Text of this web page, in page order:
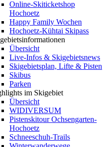
Online-Skiticketshop
Hochoetz
Happy Family Wochen
Hochoetz-Kühtai Skipass
Übersicht
Live-Infos & Skigebietsnews
Skigebietsplan, Lifte & Pisten
Skibus
Parken
im Skigebiet
Übersicht
WIDIVERSUM
Pistenskitour Ochsengarten-
Hochoetz
Schneeschuh-Trails